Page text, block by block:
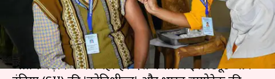
क्या है खबर?
भारत में कोरोना वायरस के खिलाफ जारी जंग अहम और
अंतिम पड़ाव में चल रही है। देश में सीरम इंस्टीट्यूट ऑफ